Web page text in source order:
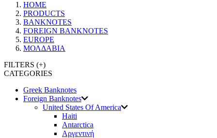
HOME
PRODUCTS
BANKNOTES
FOREIGN BANKNOTES
EUROPE
ΜΟΛΔΑΒΙΑ
FILTERS (+)
CATEGORIES
Greek Banknotes
Foreign Banknotes
United States Of America
Haiti
Antarctica
Αργεντινή